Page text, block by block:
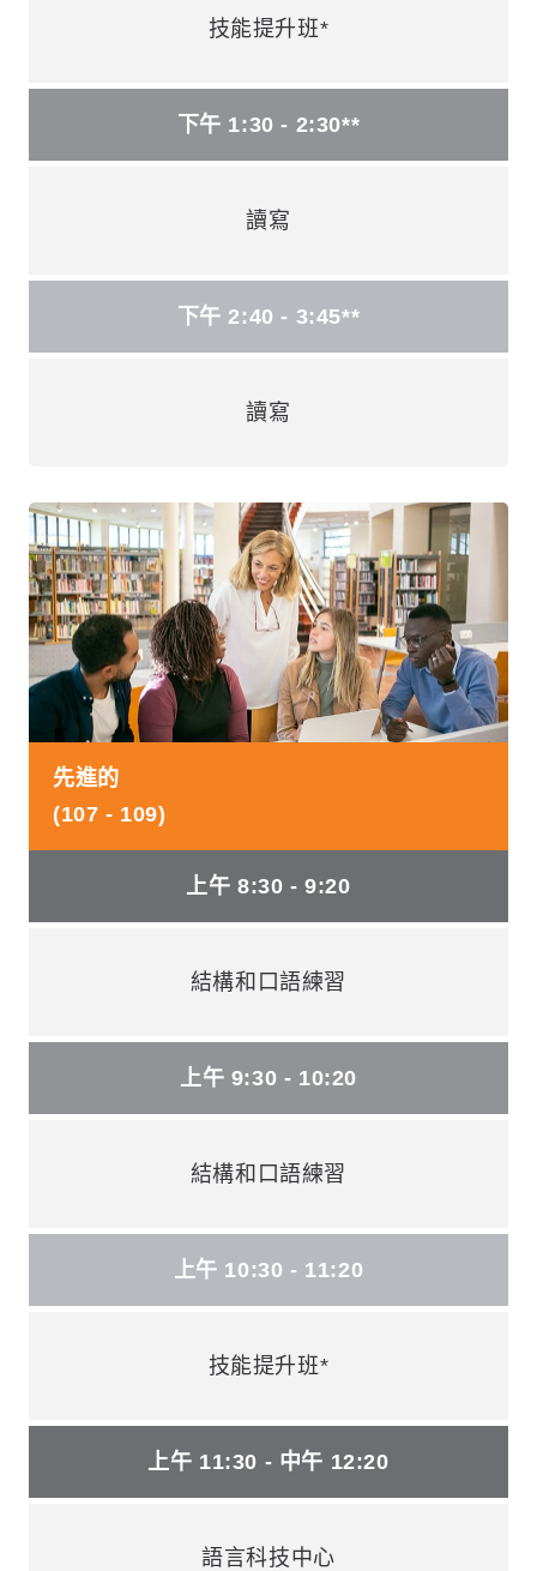
技能提升班*
下午 1:30 - 2:30**
讀寫
下午 2:40 - 3:45**
讀寫
先進的
(107 - 109)
上午 8:30 - 9:20
結構和口語練習
上午 9:30 - 10:20
結構和口語練習
上午 10:30 - 11:20
技能提升班*
上午 11:30 - 中午 12:20
語言科技中心